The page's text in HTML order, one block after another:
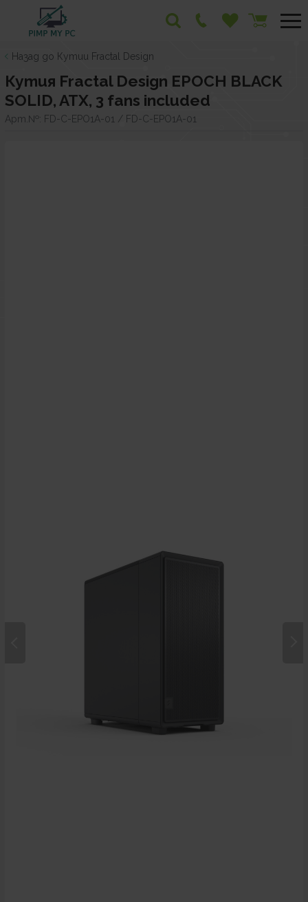
Назад до Кутии Fractal Design
Кутия Fractal Design EPOCH BLACK
SOLID, ATX, 3 fans included
Арт.№: FD-C-EPO1A-01 / FD-C-EPO1A-01